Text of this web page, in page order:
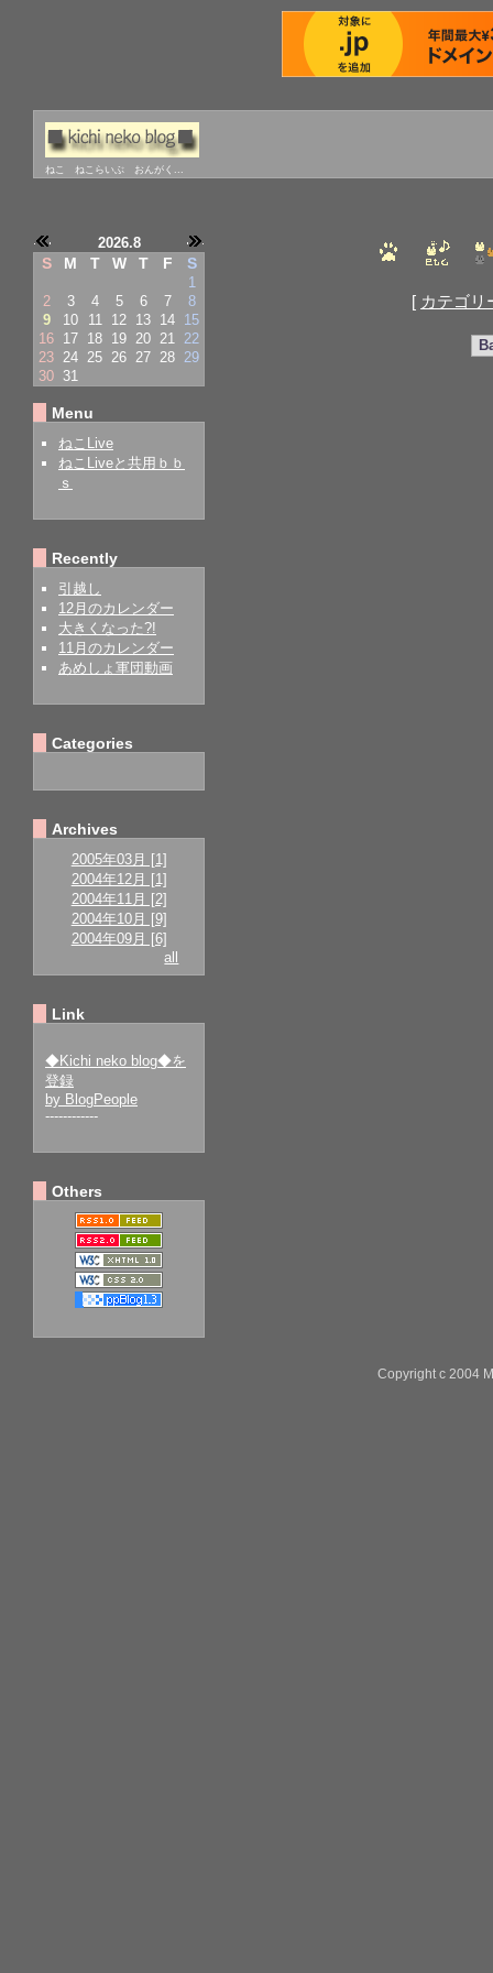
ねこ ねこらいぶ おんがく...
2026.8
S M T W T F S
1
2
3 4 5 6 7
8
9
10 11 12 13 14 15
16 17 18 19 20 21 22
23 24 25 26 27 28 29
30 31
Menu
ねこLive
ねこLiveと共用ｂｂ
ｓ
Recently
引越し
12月のカレンダー
大きくなった?!
11月のカレンダー
あめしょ軍団動画
Categories
Archives
2005年03月 [1]
2004年12月 [1]
2004年11月 [2]
2004年10月 [9]
2004年09月 [6]
all
Link
◆Kichi neko blog◆を
登録
by BlogPeople
------------
Others
[ カテゴリ
Copyright c 2004